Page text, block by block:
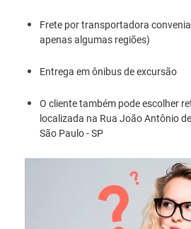
Frete por transportadora
apenas algumas regiões)
Entrega em ônibus de excursão
O cliente também pode escolher
localizada na Rua João Antônio
São Paulo - SP